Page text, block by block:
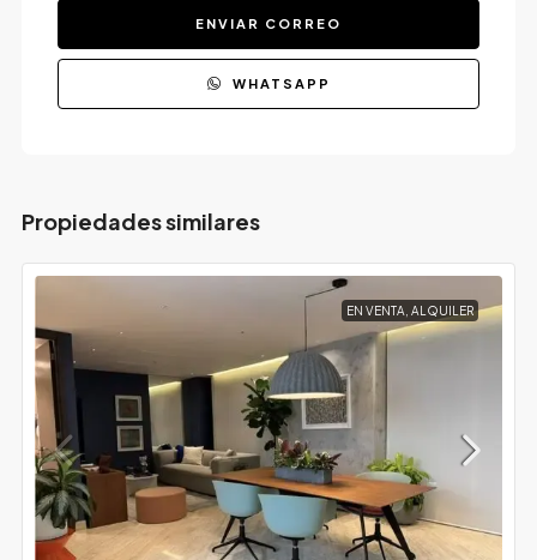
ENVIAR CORREO
WHATSAPP
Propiedades similares
EN VENTA, ALQUILER